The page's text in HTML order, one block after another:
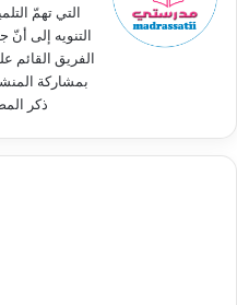
التي تهمّ
التنويه إلى
الفريق القائم
بمشاركة
ذكر